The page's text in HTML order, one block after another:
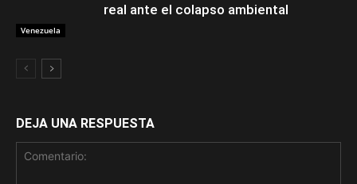
Venezuela
real ante el colapso ambiental
DEJA UNA RESPUESTA